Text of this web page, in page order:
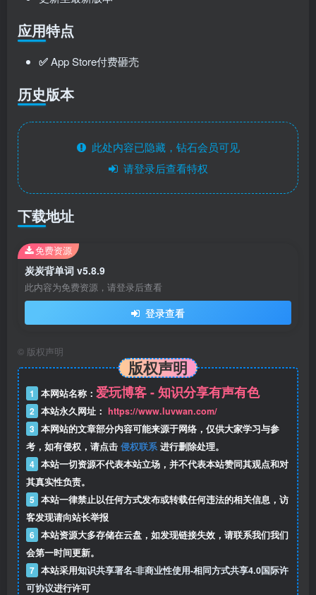
应用特点
✅App Store付费砸壳
历史版本
此处内容已隐藏，钻石会员可见
请登录后查看特权
下载地址
炭炭背单词 v5.8.9
此内容为免费资源，请登录后查看
登录查看
免费资源
© 版权声明
版权声明
1 本网站名称： 爱玩博客 - 知识分享有声有色
2 本站永久网址： https://www.luvwan.com/
3 本网站的文章部分内容可能来源于网络，仅供大家学习与参
考，如有侵权，请点击 侵权联系 进行删除处理。
4 本站一切资源不代表本站立场，并不代表本站赞同其观点和对
其真实性负责。
5 本站一律禁止以任何方式发布或转载任何违法的相关信息，访
客发现请向站长举报
6 本站资源大多存储在云盘，如发现链接失效，请联系我们我们
会第一时间更新。
7 本站采用知识共享署名-非商业性使用-相同方式共享4.0国际许
可协议进行许可